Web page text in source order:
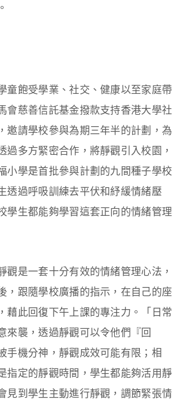
童飽受學業、社交、健康以至家庭帶
會慈善信託基金撥款支持香港大學社
邀請學校參與為期三年半的計劃，為
多方緊密合作，將靜觀引入校園，
小學是首批參與計劃的九間種子學校
透過呼吸訓練去平伏和紓緩情緒壓
學生都能夠學習這套正向的情緒管理
是一套十分有效的情緒管理心法，
，跟隨學校廣播的指示，在自己的座
藉此回復下午上課的專注力。「日常
來襲，透過靜觀可以令他們『回
手機分神，靜觀成效可能有限；相
指定的靜觀時間，學生都能夠活用靜
見到學生主動進行靜觀，調節緊張情